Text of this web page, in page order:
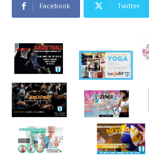
Facebook Twitter